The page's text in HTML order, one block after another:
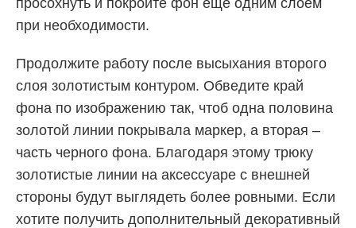
при необходимости.
Продолжите работу после высыхания второго
слоя золотистым контуром. Обведите край
фона по изображению так, чтоб одна половина
золотой линии покрывала маркер, а вторая –
часть черного фона. Благодаря этому трюку
золотистые линии на аксессуаре с внешней
стороны будут выглядеть более ровными. Если
хотите получить дополнительный декоративный